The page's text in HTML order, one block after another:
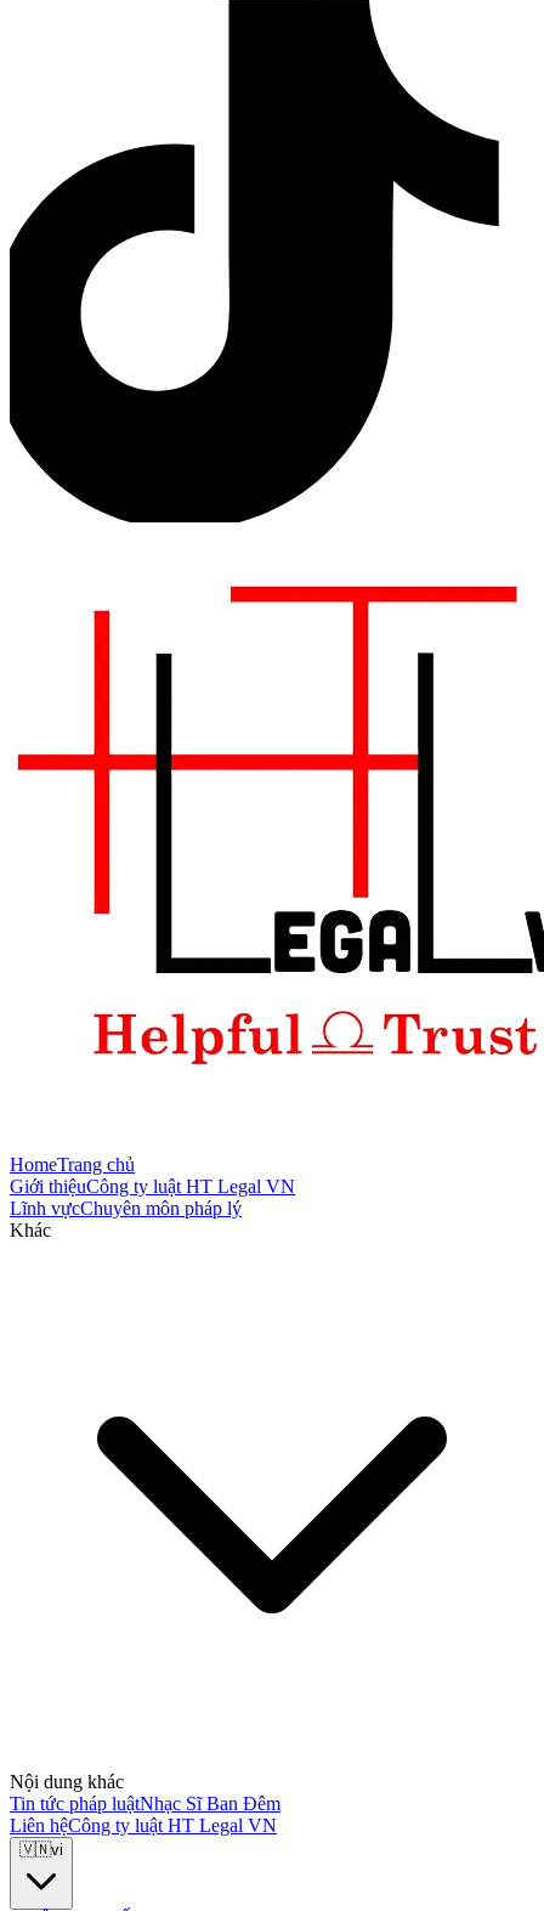
HomeTrang chủ
Giới thiệuCông ty luật HT Legal VN
Lĩnh vựcChuyên môn pháp lý
Khác
Nội dung khác
Tin tức pháp luậtNhạc Sĩ Ban Đêm
Liên hệCông ty luật HT Legal VN
🇻🇳vi